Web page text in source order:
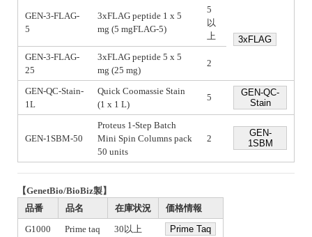
GEN-3-FLAG-
5
3xFLAG peptide 1 x 5
mg (5 mgFLAG-5)
5
以
上
3xFLAG
GEN-3-FLAG-
25
3xFLAG peptide 5 x 5
mg (25 mg)
2
GEN-QC-Stain-
1L
Quick Coomassie Stain
(1 x 1 L)
5
GEN-QC-
Stain
GEN-1SBM-50
Proteus 1-Step Batch
Mini Spin Columns pack
50 units
2
GEN-
1SBM
【GenetBio/BioBiz製】
品番
品名 在庫状況
価格情報
G1000
Prime taq 30以上 Prime Taq